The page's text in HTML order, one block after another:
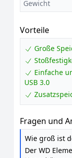
Gewicht
Vorteile
Große
Einfache
USB 3.0
Fragen und
Desktop-
3.0-
Wie groß ist
Der WD